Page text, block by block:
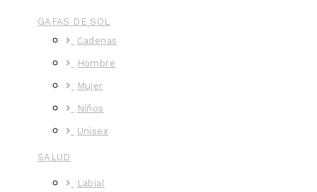
GAFAS DE SOL
Cadenas
Hombre
Mujer
Niños
Unisex
SALUD
Labial